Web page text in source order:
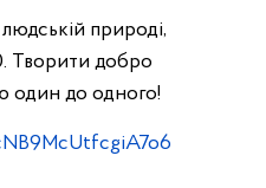
природі,
Творити добро
один до одного!